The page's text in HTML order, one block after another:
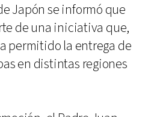
Japón se informó que
de una iniciativa que,
permitido la entrega de
en distintas regiones